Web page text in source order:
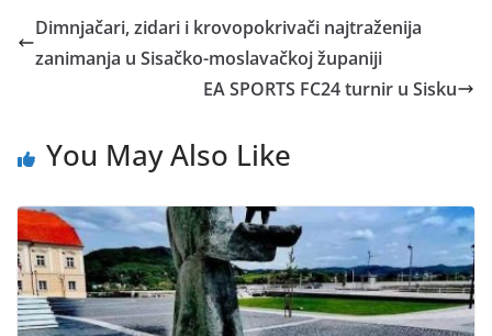
Dimnjačari, zidari i krovopokrivači najtraženija
zanimanja u Sisačko-moslavačkoj županiji
EA SPORTS FC24 turnir u Sisku
You May Also Like